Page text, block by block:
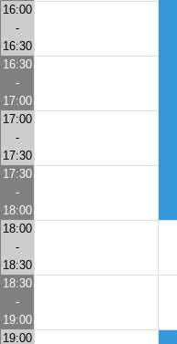
16:00
-
16:30
16:30
-
17:00
17:00
-
17:30
17:30
-
18:00
18:00
-
18:30
18:30
-
19:00
19:00